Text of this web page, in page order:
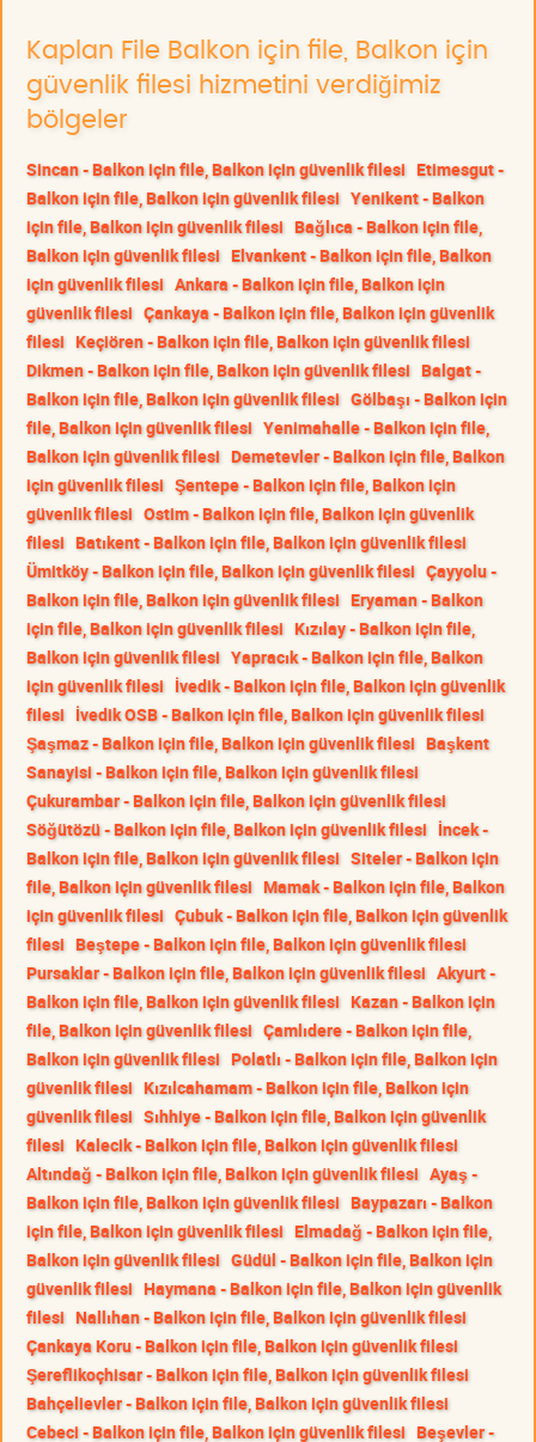
Kaplan File Balkon için file, Balkon için
güvenlik filesi hizmetini verdiğimiz
bölgeler
Sincan - Balkon için file, Balkon için güvenlik filesi Etimesgut -
Balkon için file, Balkon için güvenlik filesi Yenikent - Balkon
için file, Balkon için güvenlik filesi Bağlıca - Balkon için file,
Balkon için güvenlik filesi Elvankent - Balkon için file, Balkon
için güvenlik filesi Ankara - Balkon için file, Balkon için
güvenlik filesi Çankaya - Balkon için file, Balkon için güvenlik
filesi Keçiören - Balkon için file, Balkon için güvenlik filesi
Dikmen - Balkon için file, Balkon için güvenlik filesi Balgat -
Balkon için file, Balkon için güvenlik filesi Gölbaşı - Balkon için
file, Balkon için güvenlik filesi Yenimahalle - Balkon için file,
Balkon için güvenlik filesi Demetevler - Balkon için file, Balkon
için güvenlik filesi Şentepe - Balkon için file, Balkon için
güvenlik filesi Ostim - Balkon için file, Balkon için güvenlik
filesi Batıkent - Balkon için file, Balkon için güvenlik filesi
Ümitköy - Balkon için file, Balkon için güvenlik filesi Çayyolu -
Balkon için file, Balkon için güvenlik filesi Eryaman - Balkon
için file, Balkon için güvenlik filesi Kızılay - Balkon için file,
Balkon için güvenlik filesi Yapracık - Balkon için file, Balkon
için güvenlik filesi İvedik - Balkon için file, Balkon için güvenlik
filesi İvedik OSB - Balkon için file, Balkon için güvenlik filesi
Şaşmaz - Balkon için file, Balkon için güvenlik filesi Başkent
Sanayisi - Balkon için file, Balkon için güvenlik filesi
Çukurambar - Balkon için file, Balkon için güvenlik filesi
Söğütözü - Balkon için file, Balkon için güvenlik filesi İncek -
Balkon için file, Balkon için güvenlik filesi Siteler - Balkon için
file, Balkon için güvenlik filesi Mamak - Balkon için file, Balkon
için güvenlik filesi Çubuk - Balkon için file, Balkon için güvenlik
filesi Beştepe - Balkon için file, Balkon için güvenlik filesi
Pursaklar - Balkon için file, Balkon için güvenlik filesi Akyurt -
Balkon için file, Balkon için güvenlik filesi Kazan - Balkon için
file, Balkon için güvenlik filesi Çamlıdere - Balkon için file,
Balkon için güvenlik filesi Polatlı - Balkon için file, Balkon için
güvenlik filesi Kızılcahamam - Balkon için file, Balkon için
güvenlik filesi Sıhhiye - Balkon için file, Balkon için güvenlik
filesi Kalecik - Balkon için file, Balkon için güvenlik filesi
Altındağ - Balkon için file, Balkon için güvenlik filesi Ayaş -
Balkon için file, Balkon için güvenlik filesi Baypazarı - Balkon
için file, Balkon için güvenlik filesi Elmadağ - Balkon için file,
Balkon için güvenlik filesi Güdül - Balkon için file, Balkon için
güvenlik filesi Haymana - Balkon için file, Balkon için güvenlik
filesi Nallıhan - Balkon için file, Balkon için güvenlik filesi
Çankaya Koru - Balkon için file, Balkon için güvenlik filesi
Şereflikoçhisar - Balkon için file, Balkon için güvenlik filesi
Bahçelievler - Balkon için file, Balkon için güvenlik filesi
Cebeci - Balkon için file, Balkon için güvenlik filesi Beşevler -